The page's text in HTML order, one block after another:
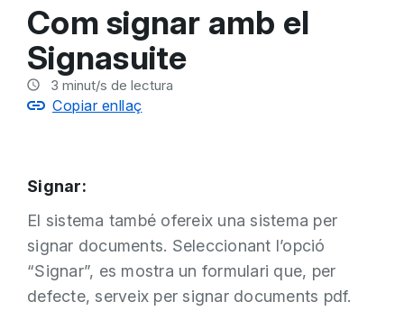
Com signar amb el
Signasuite
3 minut/s de lectura
Copiar enllaç
Signar:
El sistema també ofereix una sistema per
signar documents. Seleccionant l’opció
“Signar”, es mostra un formulari que, per
defecte, serveix per signar documents pdf.